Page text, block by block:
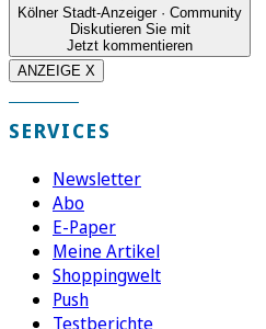
Kölner Stadt-Anzeiger · Community
Diskutieren Sie mit
Jetzt kommentieren
ANZEIGE X
SERVICES
Newsletter
Abo
E-Paper
Meine Artikel
Shoppingwelt
Push
Testberichte